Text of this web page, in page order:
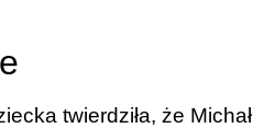
twierdziła, że Michał